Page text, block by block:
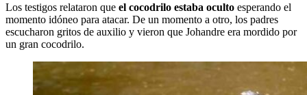
Los testigos relataron que el cocodrilo estaba oculto esperando el
momento idóneo para atacar. De un momento a otro, los padres
escucharon gritos de auxilio y vieron que Johandre era mordido por
un gran cocodrilo.